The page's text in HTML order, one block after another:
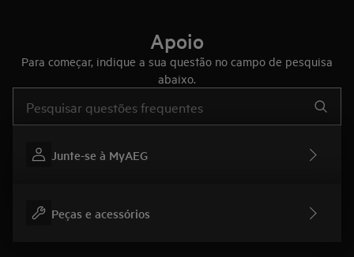
Apoio
Para começar, indique a sua questão no campo de pesquisa
abaixo.
Junte-se à MyAEG
Peças e acessórios